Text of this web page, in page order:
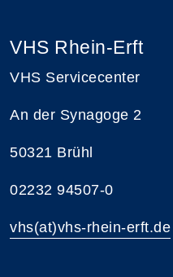
VHS Rhein-Erft
VHS Servicecenter
An der Synagoge 2
50321 Brühl
02232 94507-0
vhs(at)vhs-rhein-erft.de